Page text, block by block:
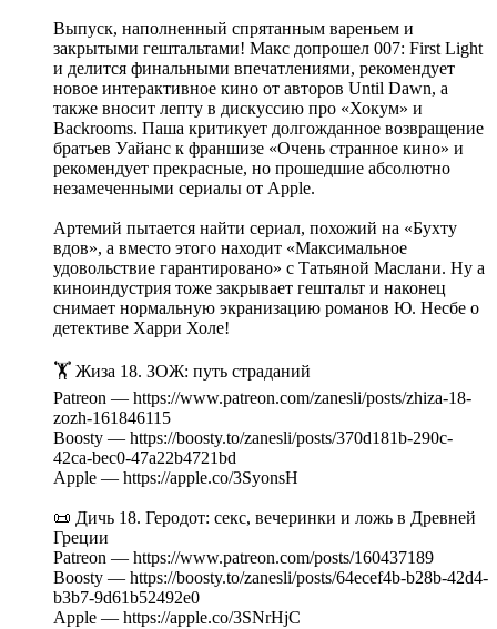
Выпуск, наполненный спрятанным вареньем и
закрытыми гештальтами! Макс допрошел 007: First Light
и делится финальными впечатлениями, рекомендует
новое интерактивное кино от авторов Until Dawn, а
также вносит лепту в дискуссию про «Хокум» и
Backrooms. Паша критикует долгожданное возвращение
братьев Уайанс к франшизе «Очень странное кино» и
рекомендует прекрасные, но прошедшие абсолютно
незамеченными сериалы от Apple.
Артемий пытается найти сериал, похожий на «Бухту
вдов», а вместо этого находит «Максимальное
удовольствие гарантировано» с Татьяной Маслани. Ну а
киноиндустрия тоже закрывает гештальт и наконец
снимает нормальную экранизацию романов Ю. Несбе о
детективе Харри Холе!
🏋️ Жиза 18. ЗОЖ: путь страданий
Patreon — https://www.patreon.com/zanesli/posts/zhiza-18-
zozh-161846115
Boosty — https://boosty.to/zanesli/posts/370d181b-290c-
42ca-bec0-47a22b4721bd
Apple — https://apple.co/3SyonsH
📜 Дичь 18. Геродот: секс, вечеринки и ложь в Древней
Греции
Patreon — https://www.patreon.com/posts/160437189
Boosty — https://boosty.to/zanesli/posts/64ecef4b-b28b-42d4-
b3b7-9d61b52492e0
Apple — https://apple.co/3SNrHjC